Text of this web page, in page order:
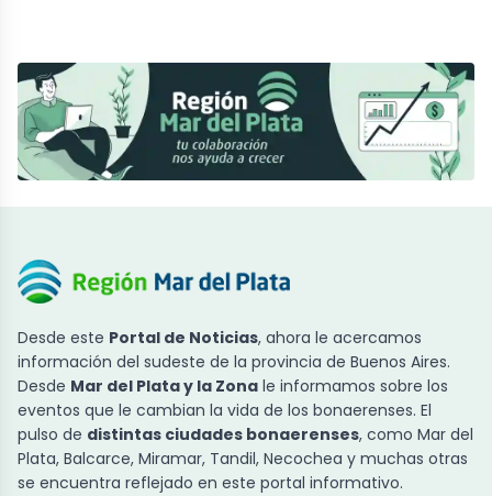
Desde este Portal de Noticias, ahora le acercamos
información del sudeste de la provincia de Buenos Aires.
Desde Mar del Plata y la Zona le informamos sobre los
eventos que le cambian la vida de los bonaerenses. El
pulso de distintas ciudades bonaerenses, como Mar del
Plata, Balcarce, Miramar, Tandil, Necochea y muchas otras
se encuentra reflejado en este portal informativo.